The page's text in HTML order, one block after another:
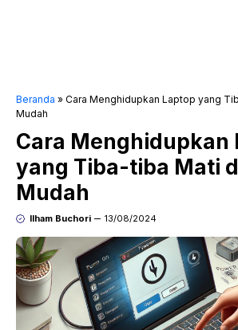
Beranda » Cara Menghidupkan Laptop yang
Mudah
Cara Menghidupkan
yang Tiba-tiba Mati
Mudah
Ilham Buchori 13/08/2024